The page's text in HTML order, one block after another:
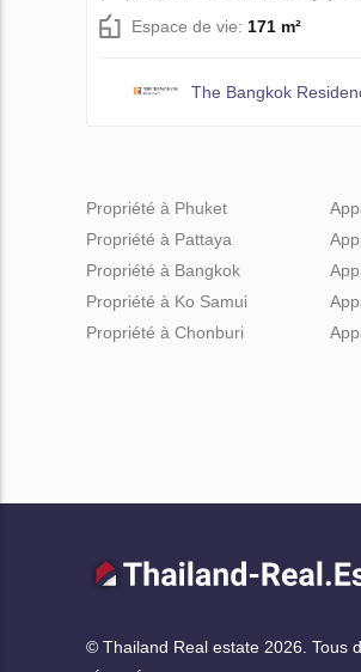
Espace de vie: 171 m²
The Bangkok
Propriété à Phuket
Propriété à Pattaya
Propriété à Bangkok
Propriété à Ko Samui
Propriété à Chonburi
© Thailand Real estate 2026. Tous